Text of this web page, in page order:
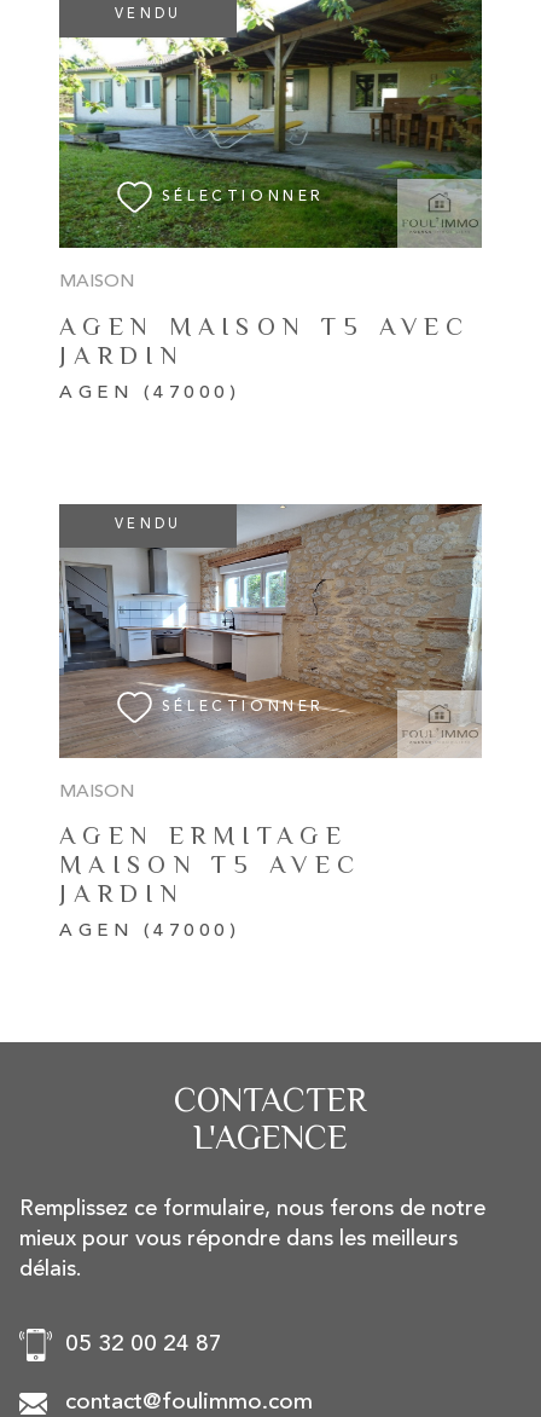
MAISON
AGEN MAISON T5 AVEC
JARDIN
AGEN (47000)
VENDU
SÉLECTIONNER
VOIR LE BIEN
MAISON
AGEN ERMITAGE
MAISON T5 AVEC
JARDIN
AGEN (47000)
VENDU
SÉLECTIONNER
VOIR LE BIEN
CONTACTER
L'AGENCE
Remplissez ce formulaire, nous ferons de notre
mieux pour vous répondre dans les meilleurs
délais.
05 32 00 24 87
contact@foulimmo.com